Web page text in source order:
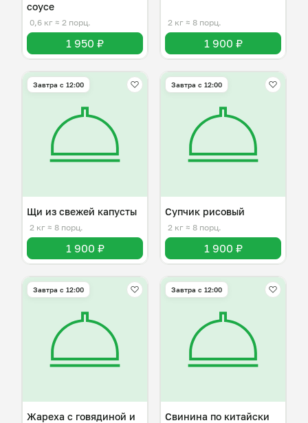
соусе
0,6 кг ≈ 2 порц.
1 950 ₽
2 кг ≈ 8 порц.
1 900 ₽
Завтра c 12:00
Щи из свежей капусты
2 кг ≈ 8 порц.
1 900 ₽
Завтра c 12:00
Супчик рисовый
2 кг ≈ 8 порц.
1 900 ₽
Завтра c 12:00
Жареха с говядиной и
Завтра c 12:00
Свинина по китайски